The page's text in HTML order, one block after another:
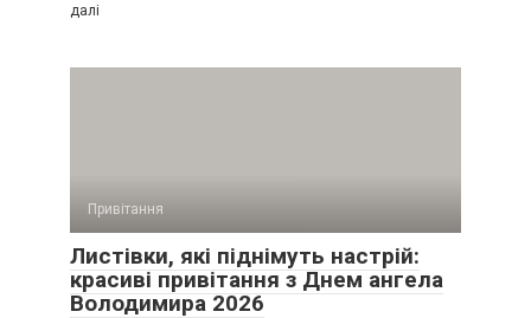
далі
Привітання
Листівки, які піднімуть настрій:
красиві привітання з Днем ангела
Володимира 2026